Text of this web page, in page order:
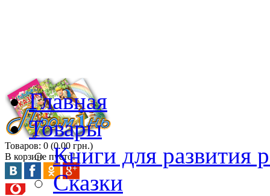
Товаров: 0 (0.00 грн.)
В корзине пусто!
Главная
Товары
Книги для развития
Сказки